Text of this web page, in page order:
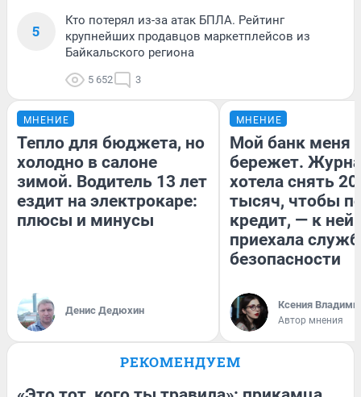
5
Кто потерял из-за атак БПЛА. Рейтинг
крупнейших продавцов маркетплейсов из
Байкальского региона
5 652 3
МНЕНИЕ
Тепло для бюджета, но
холодно в салоне
зимой. Водитель 13 лет
ездит на электрокаре:
плюсы и минусы
Денис Дедюхин
МНЕНИЕ
Мой банк меня
бережет.
хотела снять
тысяч, чтобы
кредит, — к
приехала
безопасности
Ксения
Автор мнения
РЕКОМЕНДУЕМ